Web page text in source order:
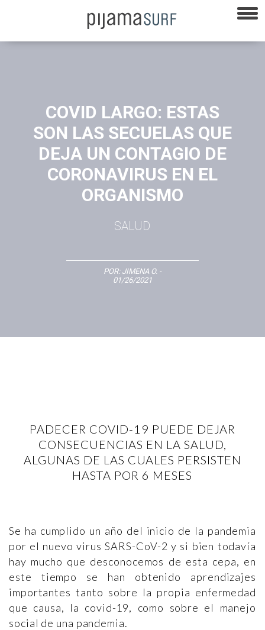
COVID LARGO: ESTAS
SON LAS SECUELAS QUE
DEJA UN CONTAGIO DE
CORONAVIRUS EN EL
ORGANISMO
SALUD
POR: JIMENA O. -
01/26/2021
PADECER COVID-19 PUEDE DEJAR
CONSECUENCIAS EN LA SALUD,
ALGUNAS DE LAS CUALES PERSISTEN
HASTA POR 6 MESES
Se ha cumplido un año del inicio de la pandemia
por el nuevo virus SARS-CoV-2 y si bien todavía
hay mucho que desconocemos de esta cepa, en
este tiempo se han obtenido aprendizajes
importantes tanto sobre la propia enfermedad
que causa, la covid-19, como sobre el manejo
social de una pandemia.